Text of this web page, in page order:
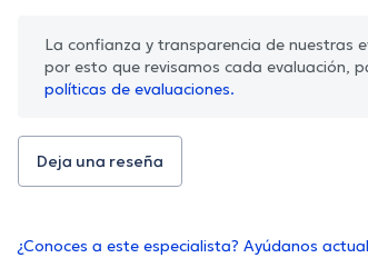
La confianza y transparencia de nuestras
por esto que revisamos cada evaluación,
políticas de evaluaciones.
Deja una reseña
¿Conoces a este especialista? Ayúdanos